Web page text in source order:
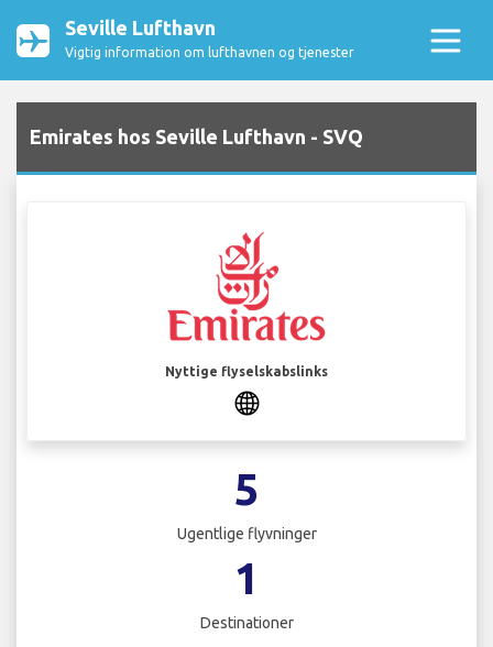
Seville Lufthavn
Vigtig information om lufthavnen og tjenester
Emirates hos Seville Lufthavn - SVQ
Nyttige flyselskabslinks
5
Ugentlige flyvninger
1
Destinationer